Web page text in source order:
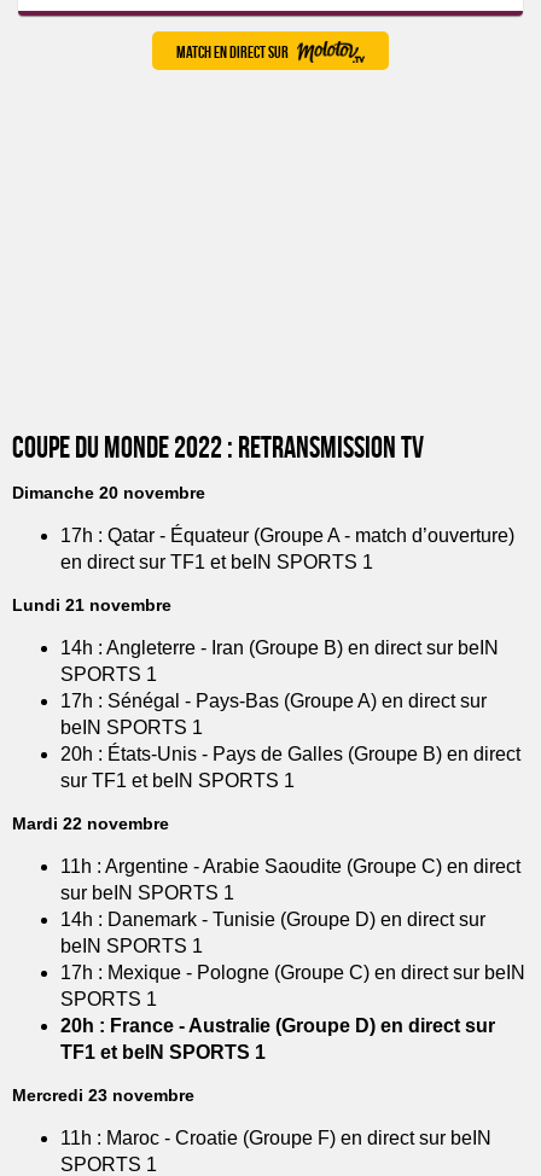
Match en direct sur
Coupe du monde 2022 : Retransmission TV
Dimanche 20 novembre
17h : Qatar - Équateur (Groupe A - match d’ouverture)
en direct sur TF1 et beIN SPORTS 1
Lundi 21 novembre
14h : Angleterre - Iran (Groupe B) en direct sur beIN
SPORTS 1
17h : Sénégal - Pays-Bas (Groupe A) en direct sur
beIN SPORTS 1
20h : États-Unis - Pays de Galles (Groupe B) en direct
sur TF1 et beIN SPORTS 1
Mardi 22 novembre
11h : Argentine - Arabie Saoudite (Groupe C) en direct
sur beIN SPORTS 1
14h : Danemark - Tunisie (Groupe D) en direct sur
beIN SPORTS 1
17h : Mexique - Pologne (Groupe C) en direct sur beIN
SPORTS 1
20h : France - Australie (Groupe D) en direct sur
TF1 et beIN SPORTS 1
Mercredi 23 novembre
11h : Maroc - Croatie (Groupe F) en direct sur beIN
SPORTS 1